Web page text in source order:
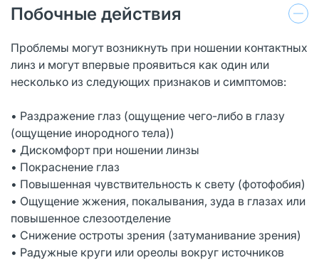
Побочные действия
Проблемы могут возникнуть при ношении контактных
линз и могут впервые проявиться как один или
несколько из следующих признаков и симптомов:
• Раздражение глаз (ощущение чего-либо в глазу
(ощущение инородного тела))
• Дискомфорт при ношении линзы
• Покраснение глаз
• Повышенная чувствительность к свету (фотофобия)
• Ощущение жжения, покалывания, зуда в глазах или
повышенное слезоотделение
• Снижение остроты зрения (затуманивание зрения)
• Радужные круги или ореолы вокруг источников